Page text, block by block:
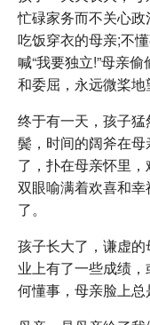
忙碌家务而不关心
吃饭穿衣的母亲;不
喊“我要独立!”母亲
和委屈，永远微桨地
终于有一天，孩子
鬓，时间的阔斧在
了，扑在母亲怀里
双眼喻满着欢喜和
了。
孩子长大了，谦虚
业上有了一些成绩
何懂事，母亲脸上总